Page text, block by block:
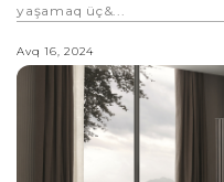
yaşamaq üç&...
Avq 16, 2024